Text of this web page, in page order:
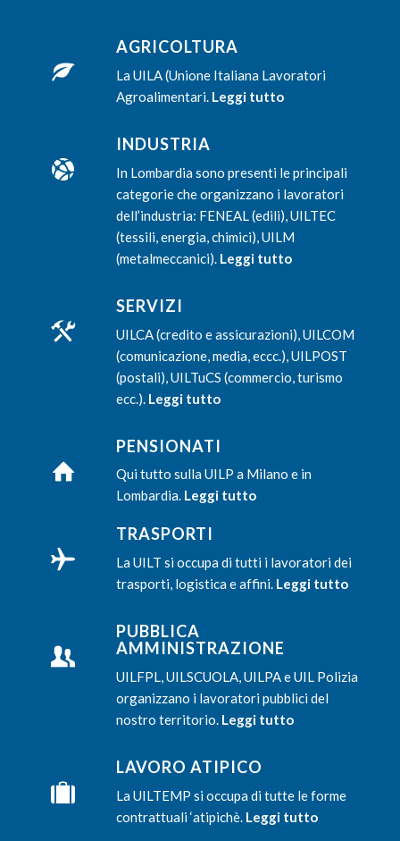
AGRICOLTURA
La UILA (Unione Italiana Lavoratori
Agroalimentari.Leggi tutto
INDUSTRIA
In Lombardia sono presenti le principali
categorie che organizzano i lavoratori
dell’industria: FENEAL (edili), UILTEC
(tessili, energia, chimici), UILM
(metalmeccanici). Leggi tutto
SERVIZI
UILCA (credito e assicurazioni), UILCOM
(comunicazione, media, eccc.), UILPOST
(postali), UILTuCS (commercio, turismo
ecc.). Leggi tutto
PENSIONATI
Qui tutto sulla UILP a Milano e in
Lombardia. Leggi tutto
TRASPORTI
La UILT si occupa di tutti i lavoratori dei
trasporti, logistica e affini. Leggi tutto
PUBBLICA
AMMINISTRAZIONE
UILFPL, UILSCUOLA, UILPA e UIL Polizia
organizzano i lavoratori pubblici del
nostro territorio. Leggi tutto
LAVORO ATIPICO
La UILTEMP si occupa di tutte le forme
contrattuali ‘atipichè. Leggi tutto